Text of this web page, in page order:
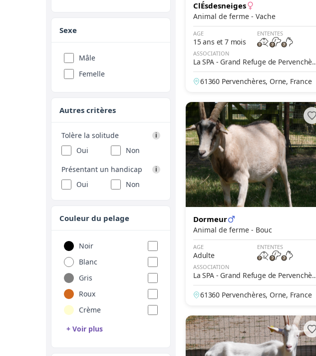
Sexe
Mâle
Femelle
Autres critères
Tolère la solitude i
Oui
Non
Présentant un handicap
i
Oui Non
Couleur du pelage
Noir
Blanc
Gris
Roux
Crème
+ Voir plus
ClÉsdesneiges
Animal de ferme - Vache
AGE
15 ans et 7 mois
ENTENTES
ASSOCIATION
La SPA - Grand Refuge de Pervenchèr
es
61360 Pervenchères, Orne, France
Dormeur
Animal de ferme - Bouc
AGE
Adulte
ENTENTES
ASSOCIATION
La SPA - Grand Refuge de Pervenchèr
es
61360 Pervenchères, Orne, France